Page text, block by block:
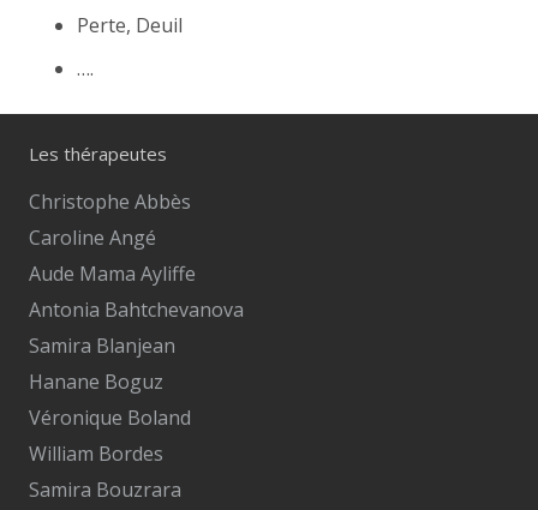
Perte, Deuil
….
Les thérapeutes
Christophe Abbès
Caroline Angé
Aude Mama Ayliffe
Antonia Bahtchevanova
Samira Blanjean
Hanane Boguz
Véronique Boland
William Bordes
Samira Bouzrara